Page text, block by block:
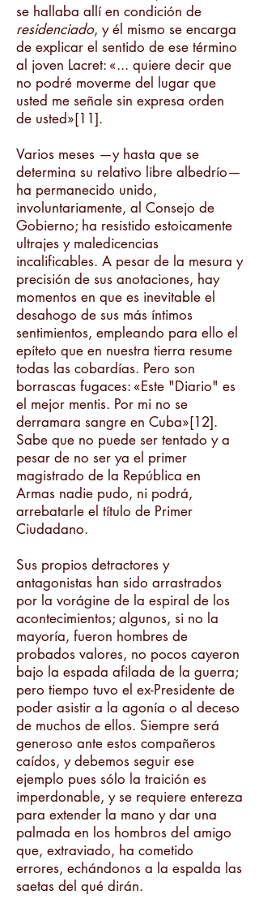
se hallaba allí en condición de
residenciado, y él mismo se encarga
de explicar el sentido de ese término
al joven Lacret: «... quiere decir que
no podré moverme del lugar que
usted me señale sin expresa orden
de usted»[11].
Varios meses —y hasta que se
determina su relativo libre albedrío—
ha permanecido unido,
involuntariamente, al Consejo de
Gobierno; ha resistido estoicamente
ultrajes y maledicencias
incalificables. A pesar de la mesura y
precisión de sus anotaciones, hay
momentos en que es inevitable el
desahogo de sus más íntimos
sentimientos, empleando para ello el
epíteto que en nuestra tierra resume
todas las cobardías. Pero son
borrascas fugaces: «Este "Diario" es
el mejor mentis. Por mi no se
derramara sangre en Cuba»[12].
Sabe que no puede ser tentado y a
pesar de no ser ya el primer
magistrado de la República en
Armas nadie pudo, ni podrá,
arrebatarle el título de Primer
Ciudadano.
Sus propios detractores y
antagonistas han sido arrastrados
por la vorágine de la espiral de los
acontecimientos; algunos, si no la
mayoría, fueron hombres de
probados valores, no pocos cayeron
bajo la espada afilada de la guerra;
pero tiempo tuvo el ex-Presidente de
poder asistir a la agonía o al deceso
de muchos de ellos. Siempre será
generoso ante estos compañeros
caídos, y debemos seguir ese
ejemplo pues sólo la traición es
imperdonable, y se requiere entereza
para extender la mano y dar una
palmada en los hombros del amigo
que, extraviado, ha cometido
errores, echándonos a la espalda las
saetas del qué dirán.